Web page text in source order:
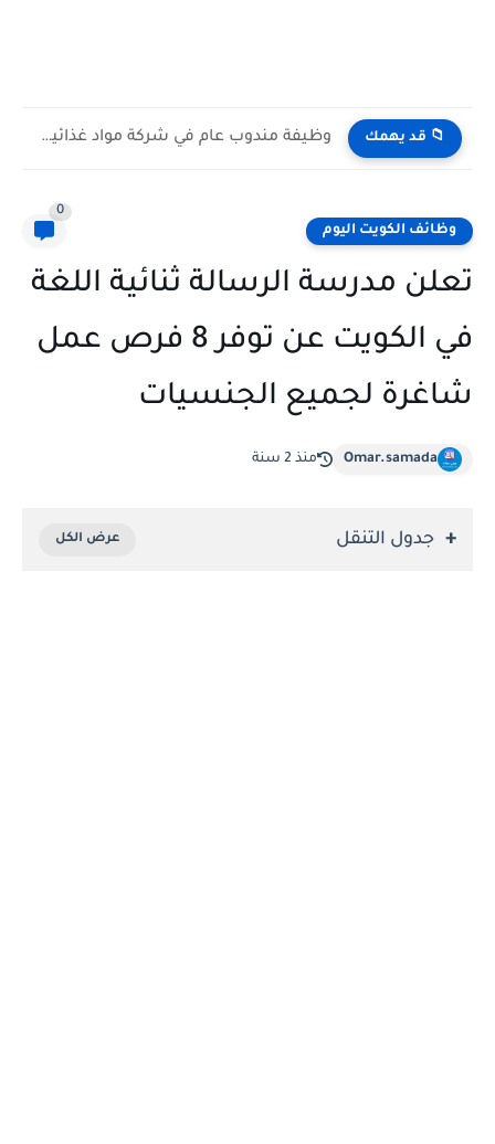
📁 قد يهمك وظيفة مندوب عام في شركة مواد غذائية بالكويت General Public...
وظائف الكويت اليوم
0
تعلن مدرسة الرسالة ثنائية اللغة
في الكويت عن توفر 8 فرص عمل
شاغرة لجميع الجنسيات
Omar.samada منذ 2 سنة
جدول التنقل